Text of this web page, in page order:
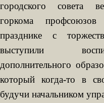
городского совета
горкома
празднике с
выступили
дополнительного
который когда-то в
будучи начальником